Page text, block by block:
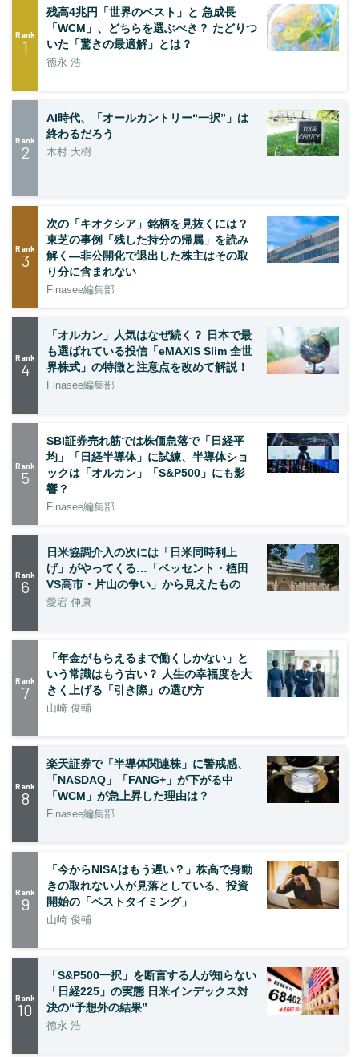
Rank
1
残高4兆円「世界のベスト」と 急成長
「WCM」、どちらを選ぶべき？ たどりつ
いた「驚きの最適解」とは？
徳永 浩
Rank
2
AI時代、「オールカントリー“一択”」は
終わるだろう
木村 大樹
Rank
3
次の「キオクシア」銘柄を見抜くには？
東芝の事例「残した持分の帰属」を読み
解く—非公開化で退出した株主はその取
り分に含まれない
Finasee編集部
Rank
4
「オルカン」人気はなぜ続く？ 日本で最
も選ばれている投信「eMAXIS Slim 全世
界株式」の特徴と注意点を改めて解説！
Finasee編集部
Rank
5
SBI証券売れ筋では株価急落で「日経平
均」「日経半導体」に試練、半導体ショ
ックは「オルカン」「S&P500」にも影
響？
Finasee編集部
Rank
6
日米協調介入の次には「日米同時利上
げ」がやってくる…「ベッセント・植田
VS高市・片山の争い」から見えたもの
愛宕 伸康
Rank
7
「年金がもらえるまで働くしかない」と
いう常識はもう古い？ 人生の幸福度を大
きく上げる「引き際」の選び方
山崎 俊輔
Rank
8
楽天証券で「半導体関連株」に警戒感、
「NASDAQ」「FANG+」が下がる中
「WCM」が急上昇した理由は？
Finasee編集部
Rank
9
「今からNISAはもう遅い？」株高で身動
きの取れない人が見落としている、投資
開始の「ベストタイミング」
山崎 俊輔
Rank
10
「S&P500一択」を断言する人が知らない
「日経225」の実態 日米インデックス対
決の“予想外の結果”
徳永 浩